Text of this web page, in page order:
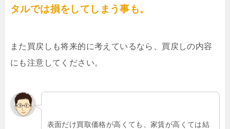
タルでは損をしてしまう事も。
また買戻しも将来的に考えているなら、買戻しの内容
にも注意してください。
表面だけ買取価格が高くても、家賃が高くては結